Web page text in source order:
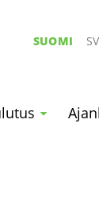
SUOMI